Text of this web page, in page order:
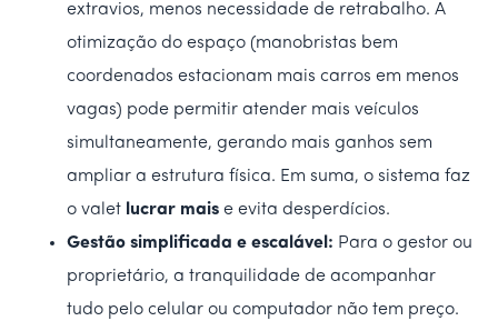
extravios, menos necessidade de retrabalho. A
otimização do espaço (manobristas bem
coordenados estacionam mais carros em menos
vagas) pode permitir atender mais veículos
simultaneamente, gerando mais ganhos sem
ampliar a estrutura física. Em suma, o sistema faz
o valet lucrar mais e evita desperdícios.
Gestão simplificada e escalável: Para o gestor ou
proprietário, a tranquilidade de acompanhar
tudo pelo celular ou computador não tem preço.